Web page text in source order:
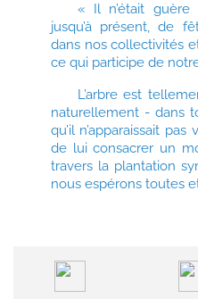
« Il n’était guère
jusqu’à présent, de
dans nos collectivités
ce qui participe de
L’arbre est
naturellement - dans
qu’il n’apparaissait
de lui consacrer un
travers la plantation
nous espérons toutes